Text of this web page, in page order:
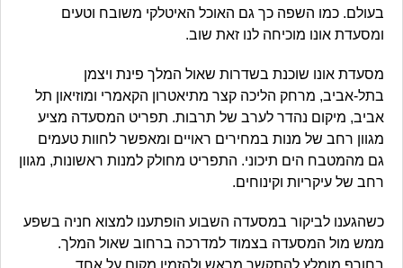
בעולם. כמו השפה כך גם האוכל האיטלקי משובח וטעים
ומסעדת אונו מוכיחה לנו זאת שוב.
מסעדת אונו שוכנת בשדרות שאול המלך פינת ויצמן
בתל-אביב, מרחק הליכה קצר מתיאטרון הקאמרי ומוזיאון תל
אביב, מיקום נהדר לערב של תרבות. תפריט המסעדה מציע
מגוון רחב של מנות במחירים ראויים ומאפשר לחוות טעמים
גם מהמטבח הים תיכוני. התפריט מחולק למנות ראשונות, מגוון
רחב של עיקריות וקינוחים.
כשהגענו לביקור במסעדה השבוע הופתענו למצוא חניה בשפע
ממש מול המסעדה בצמוד למדרכה ברחוב שאול המלך.
בחורף מומלץ להתקשר מראש ולהזמין מקום על אחד